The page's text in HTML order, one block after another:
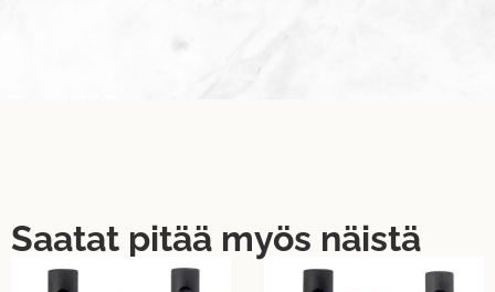
Saatat pitää myös näistä